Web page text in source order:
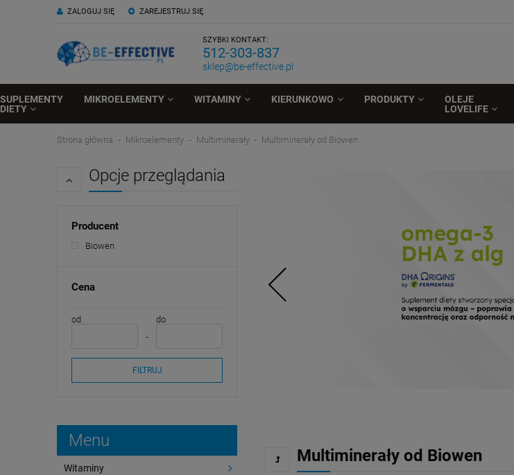
ZAREJESTRUJ SIĘ
ZALOGUJ SIĘ
SZYBKI KONTAKT:
512-303-837
sklep@be-effective.pl
SUPLEMENTY
DIETY
MIKROELEMENTY WITAMINY KIERUNKOWO PRODUKTY
OLEJE
LOVELIFE
Strona główna Mikroelementy Multiminerały Multiminerały od Biowen
Opcje przeglądania
Producent
Biowen
Cena
od do
FILTRUJ
Menu
Witaminy
Multiminerały od Biowen